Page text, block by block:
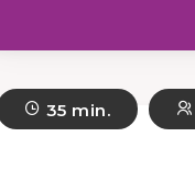
35 min.